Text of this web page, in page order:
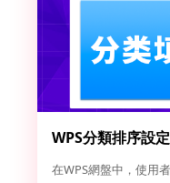
WPS分類排序設定